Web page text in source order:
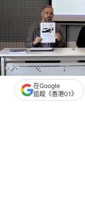
撰文：董素琛
在Google
追蹤《香港01》